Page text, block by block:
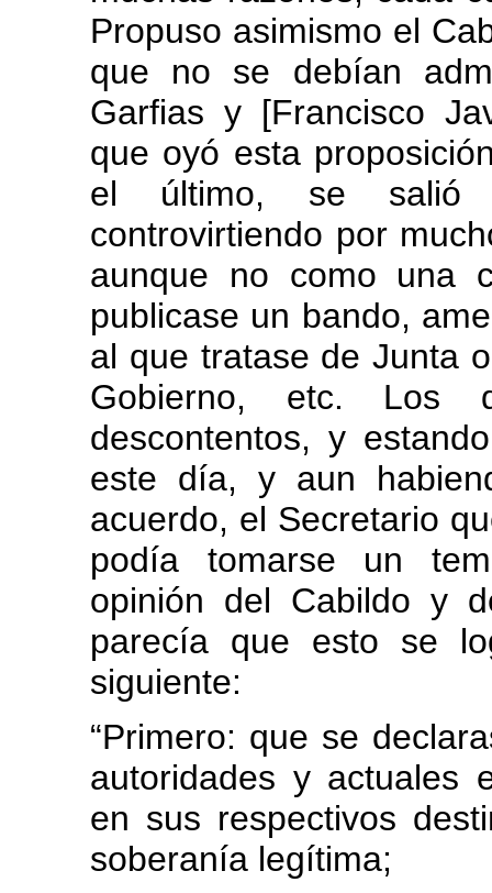
Propuso asimismo el
que no se debían
Garfias y [Francisco
que oyó esta
el último, se salió
controvirtiendo por
aunque no como una
publicase un bando,
al que tratase de Junta
Gobierno, etc. Los
descontentos, y
este día, y aun
acuerdo, el Secretario
podía tomarse un
opinión del Cabildo y
parecía que esto se
siguiente:
“Primero: que se
autoridades y actuales
en sus respectivos
soberanía legítima;